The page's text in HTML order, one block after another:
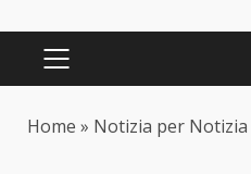
PRIMARY
Home » Notizia per Notizia